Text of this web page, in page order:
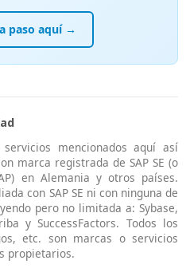
paso aquí →
mencionados aquí así
marca registrada de SAP SE (o
en Alemania y otros países.
con SAP SE ni con ninguna de
pero no limitada a: Sybase,
y SuccessFactors. Todos los
etc. son marcas o servicios
propietarios.